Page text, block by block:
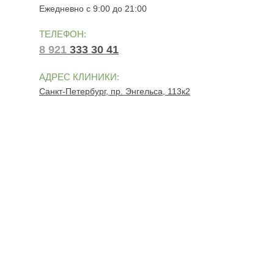
Ежедневно с 9:00 до 21:00
ТЕЛЕФОН:
8 921 333 30 41
АДРЕС КЛИНИКИ:
Санкт-Петербург, пр. Энгельса, 113к2